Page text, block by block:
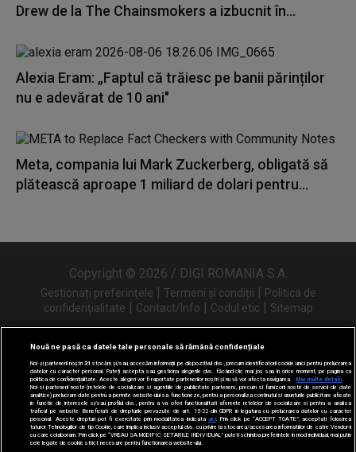
Drew de la The Chainsmokers a izbucnit în...
Alexia Eram: „Faptul că trăiesc pe banii părinților
nu e adevărat de 10 ani"
Meta, compania lui Mark Zuckerberg, obligată să
plătească aproape 1 miliard de dolari pentru...
Copyright © 2026 / DIGI ROMANIA S.A.
Gestionați preferințele | Termeni și condiții | Politica de
confidențialitate | Contact/Info | Codul etic | Sitemap
Urmărește-ne și pe
Nouă ne pasă ca datele tale personale să rămână confidențiale
Noi și partenerii noștri31 stocăm și/sau accesăm informații pe dispozitivul dvs., precum identificatorii cookie unici pentru prelucrarea
datelor cu caracter personal. Puteți accepta sau gestiona alegerile dvs. făcând clic mai jos sau în orice moment, pe pagina cu
politica de confidențialitate. Aceste alegeri vor fi raportate partenerilor noștri și nu vă vor afecta navigarea.
Mai multe detalii
Noi si partenerii nostri (retelele de socializare si agentiile de publicitate partenere, precum si furnizorii nostri de servicii de date
analitice) prelucram date pentru a permite website-ului sa functioneze, pentru a personaliza continutul si anunturile publicitare afisate
in functie de interesele si/sau profilul dvs., pentru a va oferi functionalitati aferente retelelor de socializare si pentru a analiza
traficul pe website. Beneficiati de drepturile prevazute de art. 15-22 din GDPR in legatura cu prelucrarea datelor cu caracter
personal. Aceste drepturi pot fi exercitate prin modalitatea indicata aici. Prin click pe “ACCEPT TOATE”, acceptati folosirea
tuturor Tehnologiilor de tip Cookie, care implica inclusiv acceptul dvs. cu privire la stocarea/accesarea informatiilor de catre Vendor-ii
cu care colaboram. Prin click pe “VREAU SA MODIFIC SETARILE INDIVIDUAL” puteti schimba preferintele in mod individual, mai putin
cele legate de cookie strict necesare pentru functionarea website-ului.